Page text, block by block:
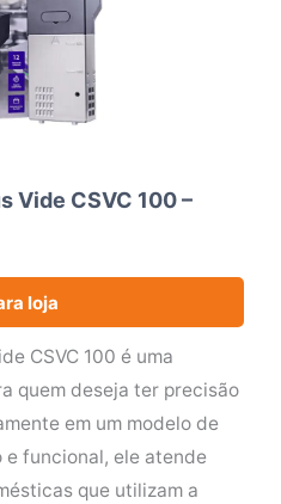
Vide CSVC 100 –
loja
CSVC 100 é uma
quem deseja ter precisão
em um modelo de
funcional, ele atende
que utilizam a